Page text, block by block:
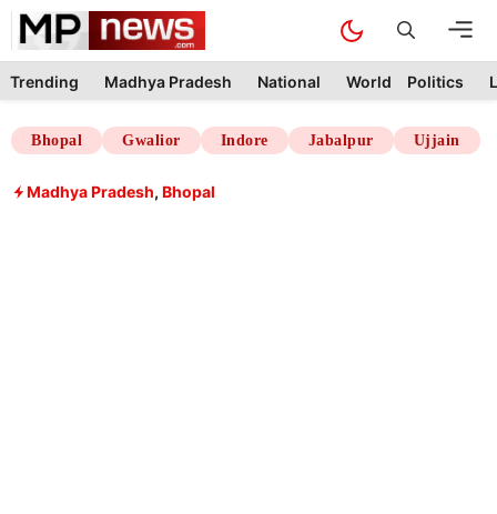
Skip
content
Trending Madhya Pradesh National World Politics
Bhopal Gwalior Indore Jabalpur Ujjain
Madhya Pradesh, Bhopal